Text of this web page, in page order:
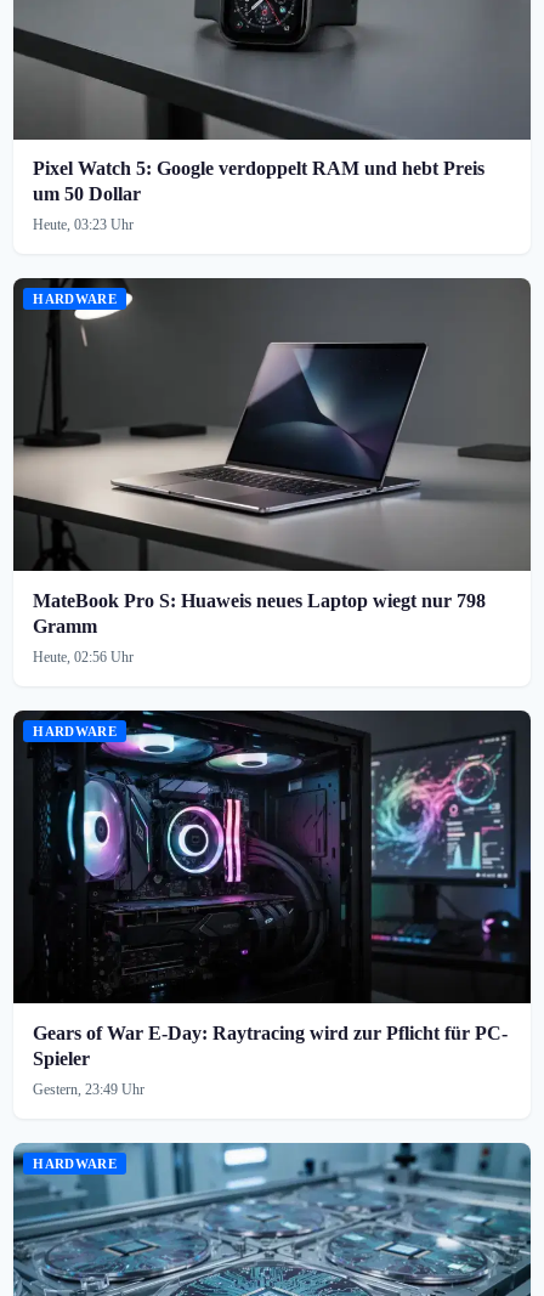
Pixel Watch 5: Google verdoppelt RAM und hebt Preis
um 50 Dollar
Heute, 03:23 Uhr
HARDWARE
MateBook Pro S: Huaweis neues Laptop wiegt nur 798
Gramm
Heute, 02:56 Uhr
HARDWARE
Gears of War E-Day: Raytracing wird zur Pflicht für PC-
Spieler
Gestern, 23:49 Uhr
HARDWARE